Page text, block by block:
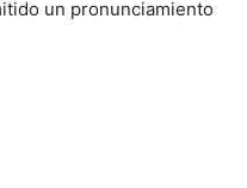
un pronunciamiento